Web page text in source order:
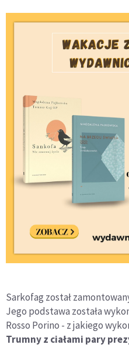
Sarkofag został
Jego podstawa została
Rosso Porino - z jakiego
Trumny z ciałami pary